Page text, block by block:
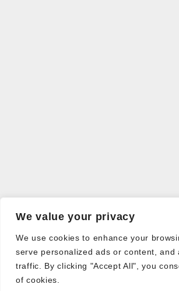
We value your privacy
We use cookies to enhance your
serve personalized ads or content, and
traffic. By clicking "Accept All", you
of cookies.